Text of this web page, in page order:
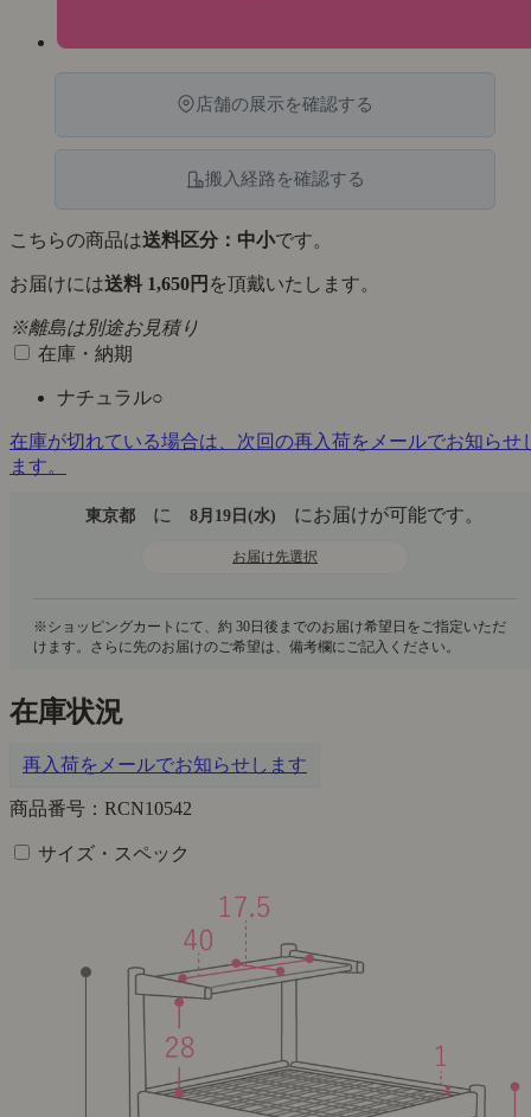
店舗の展示を確認する
搬入経路を確認する
こちらの商品は送料区分：中小です。
お届けには送料 1,650円 を頂戴いたします。
※離島は別途お見積り
在庫・納期
ナチュラル○
在庫が切れている場合は、次回の再入荷をメールでお知らせ
ます。
東京都 に 8月19日(水) にお届けが可能です。
お届け先選択
在庫状況
再入荷をメールでお知らせします
商品番号：RCN10542
サイズ・スペック